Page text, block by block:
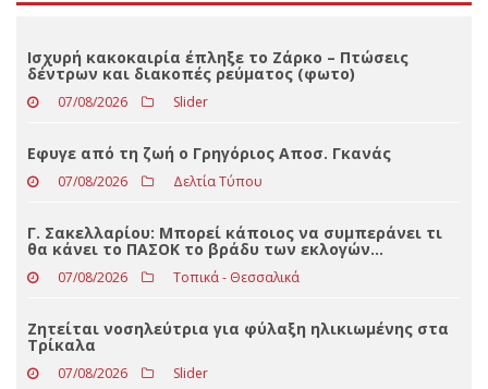
ΤΕΛΕΥΤΑΊΑ ΝΈΑ
Ισχυρή κακοκαιρία έπληξε το Ζάρκο – Πτώσεις
δέντρων και διακοπές ρεύματος (φωτο)
Eφυγε από τη ζωή ο Γρηγόριος Αποσ. Γκανάς
07/08/2026 Δελτία Τύπου
Γ. Σακελλαρίου: Μπορεί κάποιος να συμπεράνει τι
θα κάνει το ΠΑΣΟΚ το βράδυ των εκλογών…
07/08/2026 Τοπικά - Θεσσαλικά